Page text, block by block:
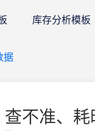
库存分析模板
据
不准、耗